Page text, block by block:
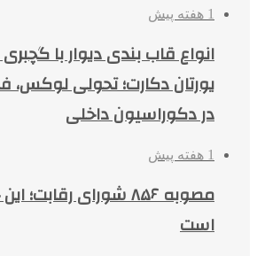
1 هفته پیش
انواع قاب بندی دیوار با
یورتان دکارت؛ تحولی لوکس،
در دکوراسیون داخلی
1 هفته پیش
مصوبه ۸۵۶ شورای
است